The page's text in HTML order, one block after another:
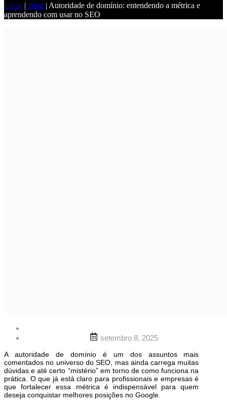
Início | Blog | Autoridade de domínio: entendendo a métrica e
aprendendo com usar no SEO
setembro 8, 2025
A autoridade de domínio é um dos assuntos mais
comentados no universo do SEO, mas ainda carrega muitas
dúvidas e até certo “mistério” em torno de como funciona na
prática. O que já está claro para profissionais e empresas é
que fortalecer essa métrica é indispensável para quem
deseja conquistar melhores posições no Google.